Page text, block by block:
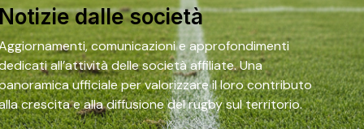
dalle società
comunicazioni e approfondimenti
all’attività delle società affiliate. Una
ufficiale per valorizzare il loro contributo
crescita e alla diffusione del rugby sul territorio.